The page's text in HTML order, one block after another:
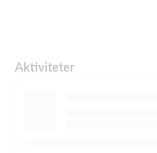
Aktiviteter